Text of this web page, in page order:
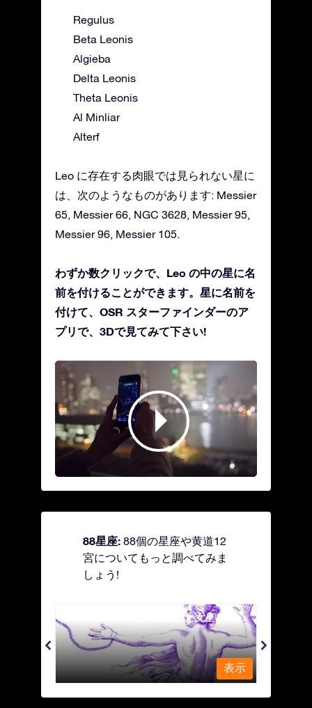
Regulus
Beta Leonis
Algieba
Delta Leonis
Theta Leonis
Al Minliar
Alterf
Leo に存在する肉眼では見られない星に
は、次のようなものがあります: Messier
65, Messier 66, NGC 3628, Messier 95,
Messier 96, Messier 105.
わずか数クリックで、Leo の中の星に名
前を付けることができます。星に名前を
付けて、OSR スターファインダーのア
プリで、3Dで見てみて下さい!
88星座: 88個の星座や黄道12
宮についてもっと調べてみま
しょう!
Andromeda - 鎖で縛られた女座
表示